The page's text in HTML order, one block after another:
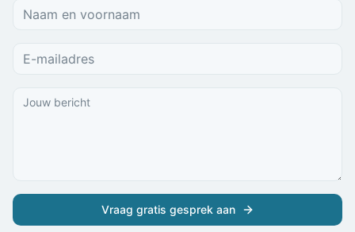
Naam en voornaam
E-mailadres
Jouw bericht
Vraag gratis gesprek aan